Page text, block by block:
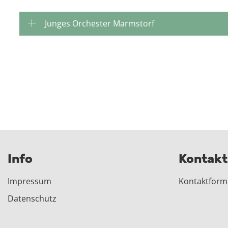
Junges Orchester Marmstorf
Info
Impressum
Datenschutz
Kontakt